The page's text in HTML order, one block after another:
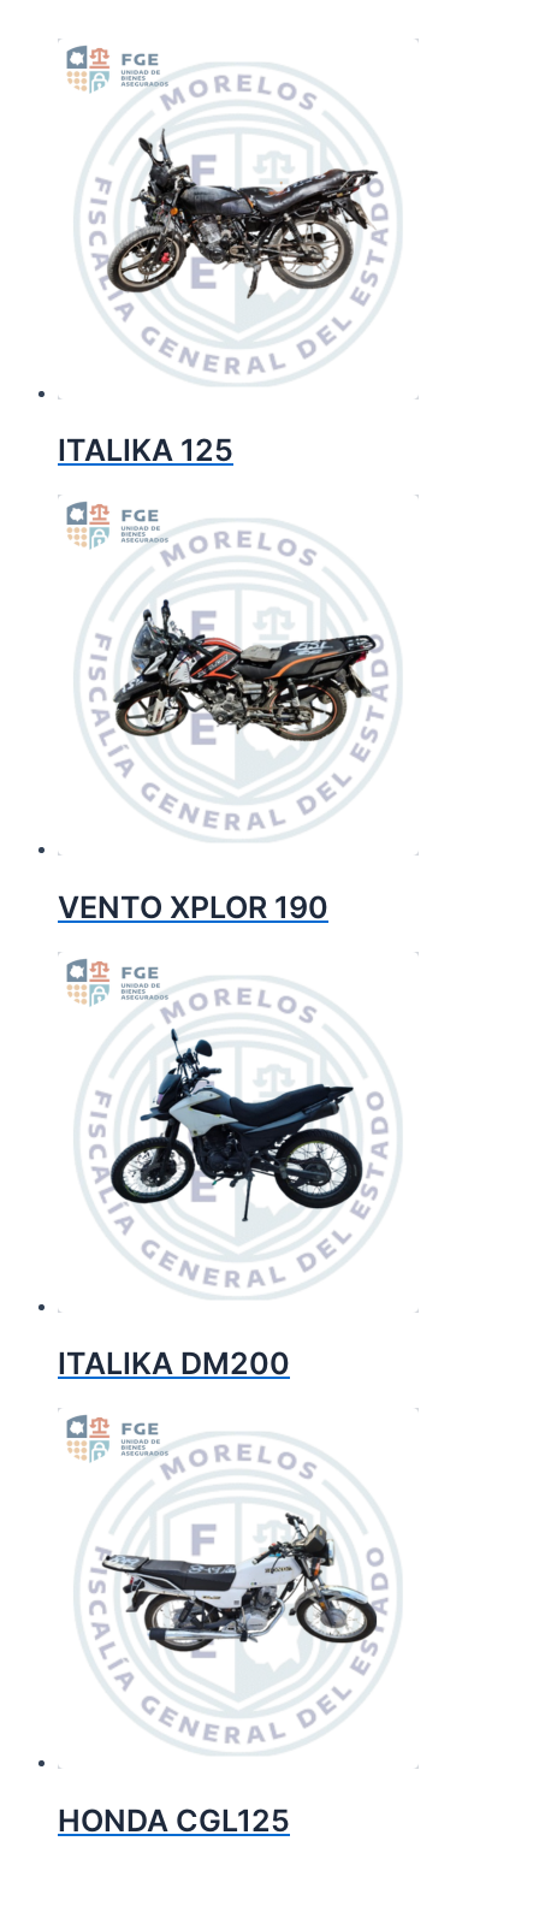
ITALIKA 125
VENTO XPLOR 190
ITALIKA DM200
HONDA CGL125